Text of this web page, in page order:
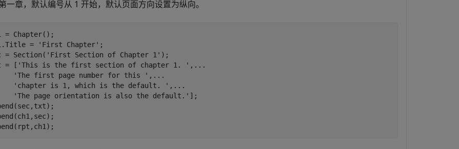
一章，默认编号从 1 开始，默认页面方向设置为纵向。
= Chapter();
=
'First Chapter' ;
= Section( 'First Section of Chapter 1' );
= [ 'This is the first section of chapter 1. ' , ...
'The first page number for this ' , ...
'chapter is 1, which is the default. ' , ...
'The page orientation is also the default.' ];